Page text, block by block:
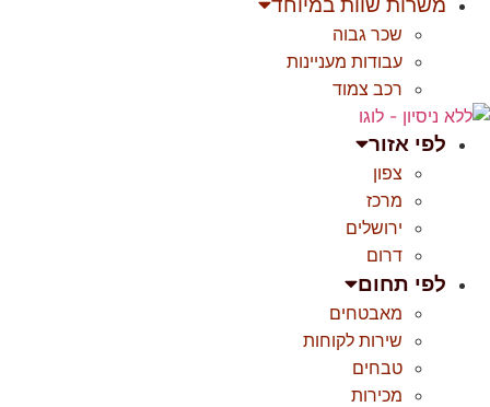
משרות שוות במיוחד
שכר גבוה
עבודות מעניינות
רכב צמוד
לפי אזור
צפון
מרכז
ירושלים
דרום
לפי תחום
מאבטחים
שירות לקוחות
טבחים
מכירות